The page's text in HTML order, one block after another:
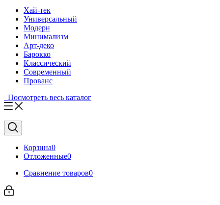
Хай-тек
Универсальный
Модерн
Минимализм
Арт-деко
Барокко
Классический
Современный
Прованс
Посмотреть весь каталог
Корзина0
Отложенные0
Сравнение товаров0